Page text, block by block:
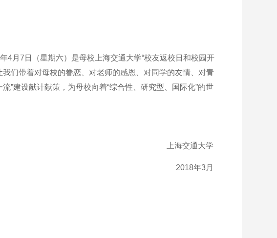
4月7日（星期六）是母校上海交通大学“校友返校日和校园开
们带着对母校的眷恋、对老师的感恩、对同学的友情、对青
”建设献计献策，为母校向着“综合性、研究型、国际化”的世
上海交通大学
2018年3月